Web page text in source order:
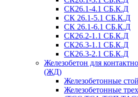
СК26.1-4.1 СБ.К.Д
СК 26.1-5.1 СБ.К.Д
СК 26.1-6.1 СБ.К.Д
СК26.2-1.1 СБ.К.Д
СК26.3-1.1 СБ.К.Д
СК26.3-2.1 СБ.К.Д
Железобетон для
(ЖД)
Железобетонные
Железобетонные